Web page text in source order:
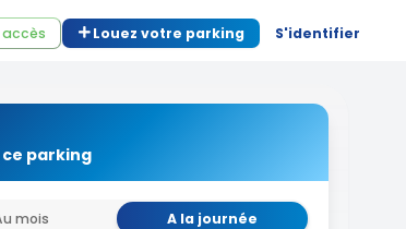
accès Louez votre parking S'identifier
ce parking
mois
A la journée